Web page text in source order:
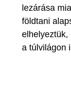
lezárása
földtani
elhelyeztük,
a túlvilágon